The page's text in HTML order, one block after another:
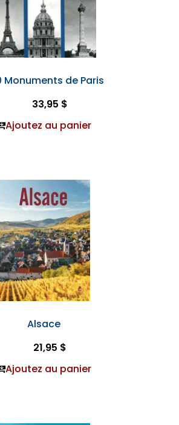
Monuments de Paris
33,95 $
Ajoutez au panier
Alsace
21,95 $
Ajoutez au panier